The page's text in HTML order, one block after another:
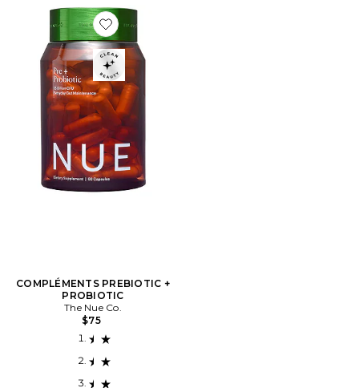
Favorite COMPLÉMENTS PREBIOTIC + PROBIOTIC
COMPLÉMENTS PREBIOTIC +
PROBIOTIC
The Nue Co.
$75